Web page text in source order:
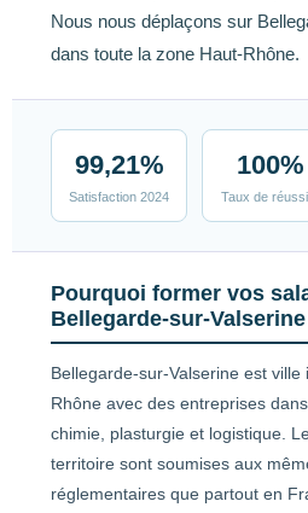
Nous nous déplaçons sur
dans toute la zone Haut-Rhône.
99,21%
Satisfaction 2024
100%
Taux de
Pourquoi former vos
Bellegarde-sur-
Bellegarde-sur-Valserine est ville
Rhône avec des entreprises
chimie, plasturgie et logistique.
territoire sont soumises aux
réglementaires que partout en